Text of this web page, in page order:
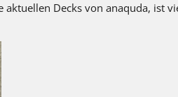
Decks von anaquda, ist